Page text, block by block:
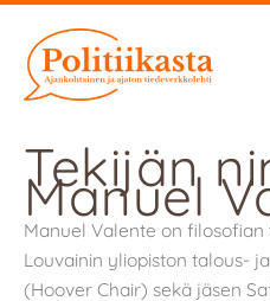
sisältöön
Tekijän
Manuel
Manuel Valente on
Louvainin yliopiston talous-
(Hoover Chair) sekä jäsen